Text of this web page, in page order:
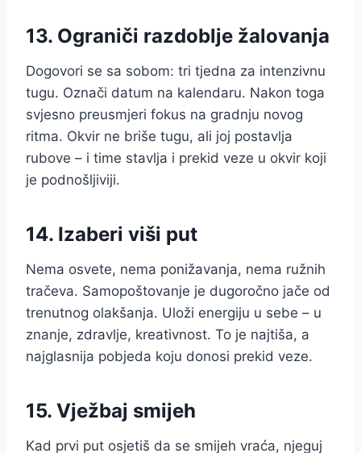
13. Ograniči razdoblje žalovanja
Dogovori se sa sobom: tri tjedna za intenzivnu
tugu. Označi datum na kalendaru. Nakon toga
svjesno preusmjeri fokus na gradnju novog
ritma. Okvir ne briše tugu, ali joj postavlja
rubove – i time stavlja i prekid veze u okvir koji
je podnošljiviji.
14. Izaberi viši put
Nema osvete, nema ponižavanja, nema ružnih
tračeva. Samopoštovanje je dugoročno jače od
trenutnog olakšanja. Uloži energiju u sebe – u
znanje, zdravlje, kreativnost. To je najtiša, a
najglasnija pobjeda koju donosi prekid veze.
15. Vježbaj smijeh
Kad prvi put osjetiš da se smijeh vraća, njeguj